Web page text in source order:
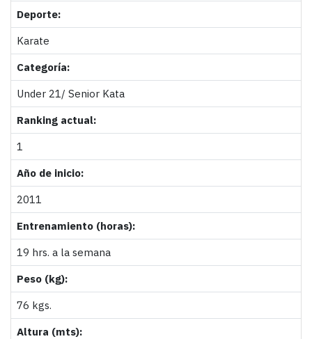
Deporte:
Karate
Categoría:
Under 21/ Senior Kata
Ranking actual:
1
Año de inicio:
2011
Entrenamiento (horas):
19 hrs. a la semana
Peso (kg):
76 kgs.
Altura (mts):